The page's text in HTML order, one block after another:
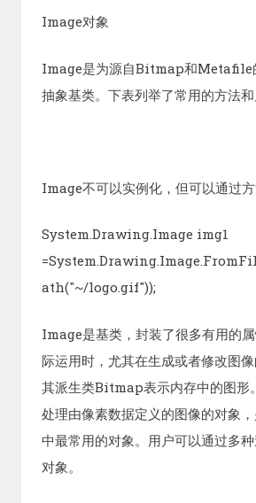
Image对象
Image是为源自Bitmap和Metafile
抽象基类。下表列举了常用的方法和
Image不可以实例化，但可以通过方
System.Drawing.Image img1
ath("~/logo.gif"));
Image是基类，封装了很多有用的
际运用时，尤其在生成或者修改图
其派生类Bitmap表示内存中的图
处理由像素数据定义的图像的对象
中最常用的对象。用户可以通过多
对象。